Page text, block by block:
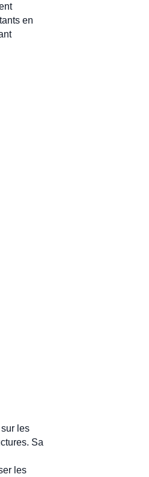
en
les
Sa
les